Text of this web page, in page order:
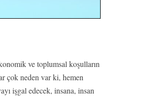
ve toplumsal koşulların
çok neden var ki, hemen
işgal edecek, insana, insan